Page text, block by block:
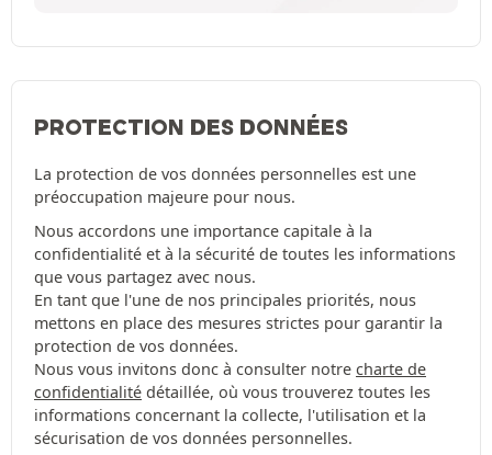
PROTECTION DES DONNÉES
La protection de vos données personnelles est une
préoccupation majeure pour nous.
Nous accordons une importance capitale à la
confidentialité et à la sécurité de toutes les informations
que vous partagez avec nous.
En tant que l'une de nos principales priorités, nous
mettons en place des mesures strictes pour garantir la
protection de vos données.
Nous vous invitons donc à consulter notre charte de
confidentialité détaillée, où vous trouverez toutes les
informations concernant la collecte, l'utilisation et la
sécurisation de vos données personnelles.